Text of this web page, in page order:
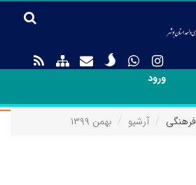
ورود
فرهنگی آرشیو بهمن ۱۳۹۹